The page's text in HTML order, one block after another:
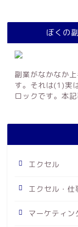
ぼくの
副業がなかなか
す。それは(1)実
ロックです。本
エクセル
エクセル・仕
マーケティン